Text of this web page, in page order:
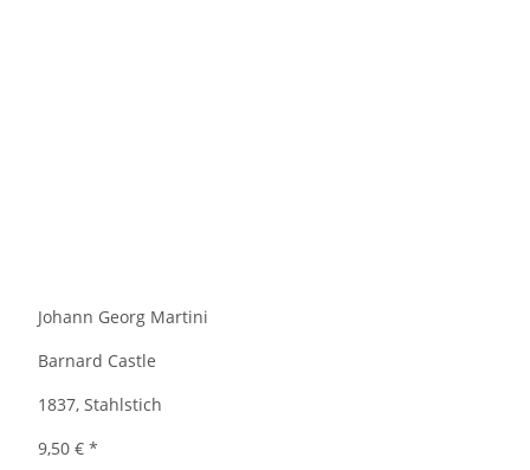
Johann Georg Martini
Barnard Castle
1837, Stahlstich
9,50 € *